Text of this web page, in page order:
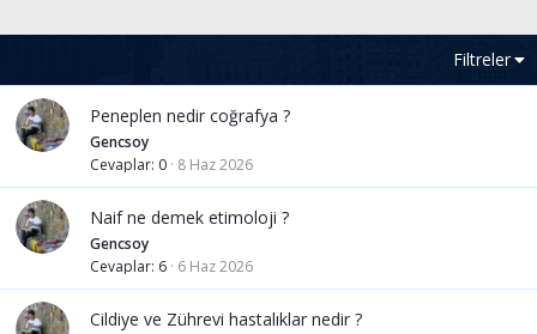
Filtreler
Peneplen nedir coğrafya ?
Gencsoy
Cevaplar 0 8 Haz 2026
Naif ne demek etimoloji ?
Gencsoy
Cevaplar 6 6 Haz 2026
Cildiye ve Zührevi hastalıklar nedir ?